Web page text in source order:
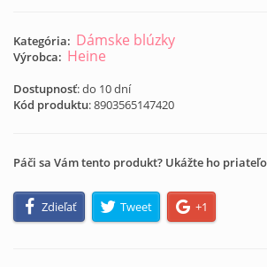
Kategória: Dámske blúzky
Výrobca: Heine
Dostupnosť: do 10 dní
Kód produktu:8903565147420
Páči sa Vám tento produkt? Ukážte ho
Zdieľať Tweet +1